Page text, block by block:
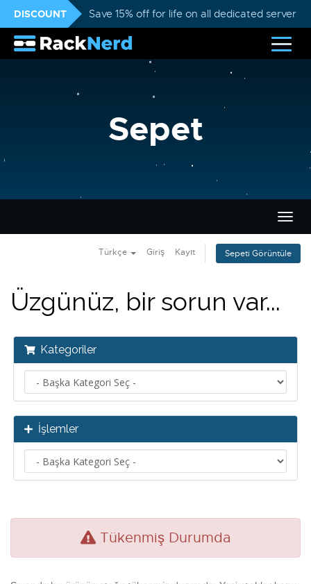
DISCOUNT Save 15% off for life on all dedicated servers
Sepet
Türkçe Giriş Kayıt Sepeti Görüntüle
Üzgünüz, bir sorun var...
Kategoriler
İşlemler
Tükenmiş Durumda